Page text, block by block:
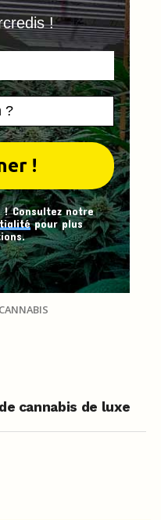
!
! Consultez notre
pour plus
cannabis de luxe